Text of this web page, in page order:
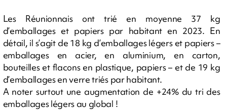
Les Réunionnais ont trié en moyenne 37 kg
d’emballages et papiers par habitant en 2023. En
détail, il s’agit de 18 kg d’emballages légers et papiers –
emballages en acier, en aluminium, en carton,
bouteilles et flacons en plastique, papiers – et de 19 kg
d’emballages en verre triés par habitant.
A noter surtout une augmentation de +24% du tri des
emballages légers au global !